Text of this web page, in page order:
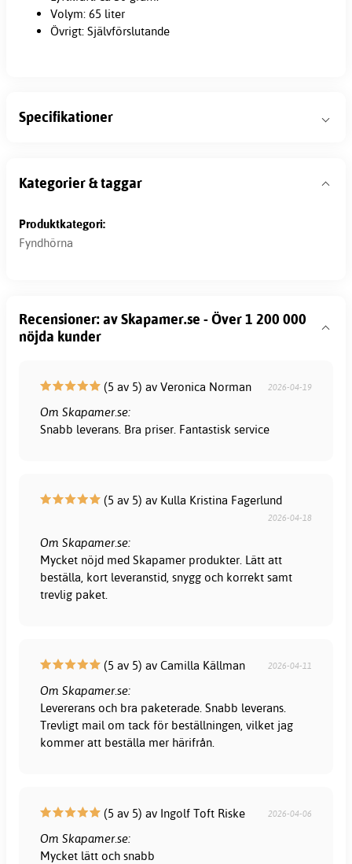
Volym: 65 liter
Övrigt: Självförslutande
Specifikationer
Kategorier & taggar
Produktkategori:
Fyndhörna
Recensioner: av Skapamer.se - Över 1 200 000
nöjda kunder
(5 av 5) av Veronica Norman 2026-04-19
Om Skapamer.se:
Snabb leverans. Bra priser. Fantastisk service
(5 av 5) av Kulla Kristina Fagerlund
2026-04-18
Om Skapamer.se:
Mycket nöjd med Skapamer produkter. Lätt att
beställa, kort leveranstid, snygg och korrekt samt
trevlig paket.
(5 av 5) av Camilla Källman 2026-04-11
Om Skapamer.se:
Levererans och bra paketerade. Snabb leverans.
Trevligt mail om tack för beställningen, vilket jag
kommer att beställa mer härifrån.
(5 av 5) av Ingolf Toft Riske 2026-04-06
Om Skapamer.se:
Mycket lätt och snabb